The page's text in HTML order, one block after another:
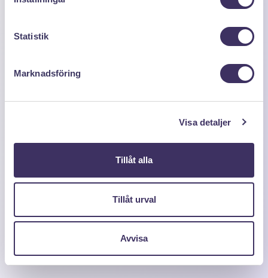
Statistik
Marknadsföring
Visa detaljer
Tillåt alla
Tillåt urval
Avvisa